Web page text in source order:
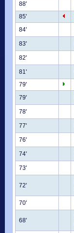
88'
85'
84'
83'
82'
81'
79'
79'
78'
77'
76'
74'
73'
72'
70'
68'